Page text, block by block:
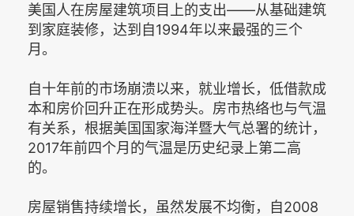
美国人在房屋建筑项目上的支出——从基础建筑
到家庭装修，达到自1994年以来最强的三个
月。
自十年前的市场崩溃以来，就业增长，低借款成
本和房价回升正在形成势头。房市热络也与气温
有关系，根据美国国家海洋暨大气总署的统计，
2017年前四个月的气温是历史纪录上第二高
的。
房屋销售持续增长，虽然发展不均衡，自2008